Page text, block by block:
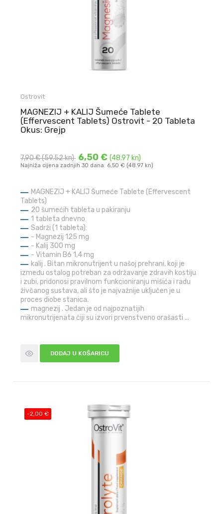
Ostrovit
MAGNEZIJ + KALIJ Šumeće Tablete
(Effervescent Tablets) Ostrovit - 20 Tableta
Okus: Grejp
7,90 €(59.52 kn) 6,50 €(48.97 kn)
Najniža cijena zadnjih 30 dana: 6,50 € (48.97 kn)
MAGNEZIJ + KALIJ Šumeće Tablete (Effervescent
Tablets)
20 šumećih tableta u pakiranju
1 tableta dnevno
Sadrži (1 tableta):
- Magnezij 125 mg
- Kalij 300 mg
- Vitamin B6 1,4 mg
kalij . Bitan mikronutrijent u našoj prehrani, koji je
između ostalog potreban za održavanje zdravih kostiju
i zubi, pridonosi pravilnom funkcioniranju mišića i radu
živčanog sustava, ali što je najvažnije uključen je u
proces diobe stanica.
magnezij . Jedan je od najpoznatijih
mikronutrijenata čiji su izvori prvenstveno orašasti ...
DODAJ U KOŠARICU
-2,00 €